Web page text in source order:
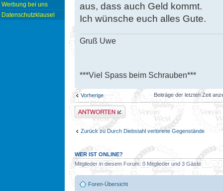
Werbung bei uns
Datenschutzklausel
aus, dass auch Geld kommt.
Ich wünsche euch alles Gute.
Gruß Uwe
***Viel Spass beim Schrauben***
Vorherige Beiträge der letzten Zeit
Antwort erstellen
Zurück zu Durch Diebstahl verlorene Gegenstände
WER IST ONLINE?
Mitglieder in diesem Forum: 0 Mitglieder und 3 Gäste
Foren-Übersicht